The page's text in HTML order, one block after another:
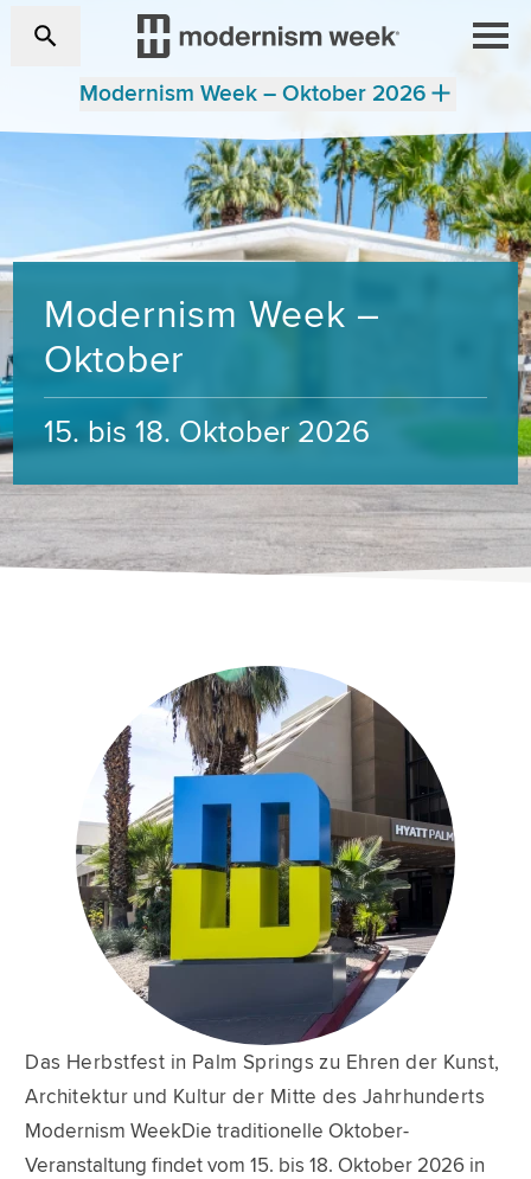
Modernism Week – Oktober 2026
Modernism Week –
Oktober
15. bis 18. Oktober 2026
Das Herbstfest in Palm Springs zu Ehren der Kunst,
Architektur und Kultur der Mitte des Jahrhunderts
Modernism WeekDie traditionelle Oktober-
Veranstaltung findet vom 15. bis 18. Oktober 2026 in